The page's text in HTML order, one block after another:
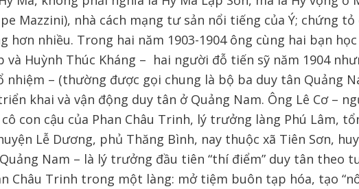
Mazzini), nhà cách mạng tư sản nổi tiếng của Ý; chứng tỏ
hơn nhiều. Trong hai năm 1903-1904 ông cùng hai bạn
và Huỳnh Thúc Kháng – hai người đỗ tiến sỹ năm 1904
nhiệm – (thường được gọi chung là bộ ba duy tân Quảng
khai và vận động duy tân ở Quảng Nam. Ông Lê Cơ –
con cậu của Phan Châu Trinh, lý trưởng làng Phú Lâm,
Lễ Dương, phủ Thăng Bình, nay thuộc xã Tiên Sơn,
Nam – là lý trưởng đầu tiên “thí điểm” duy tân theo
Châu Trinh trong một làng: mở tiệm buôn tạp hóa, tạo